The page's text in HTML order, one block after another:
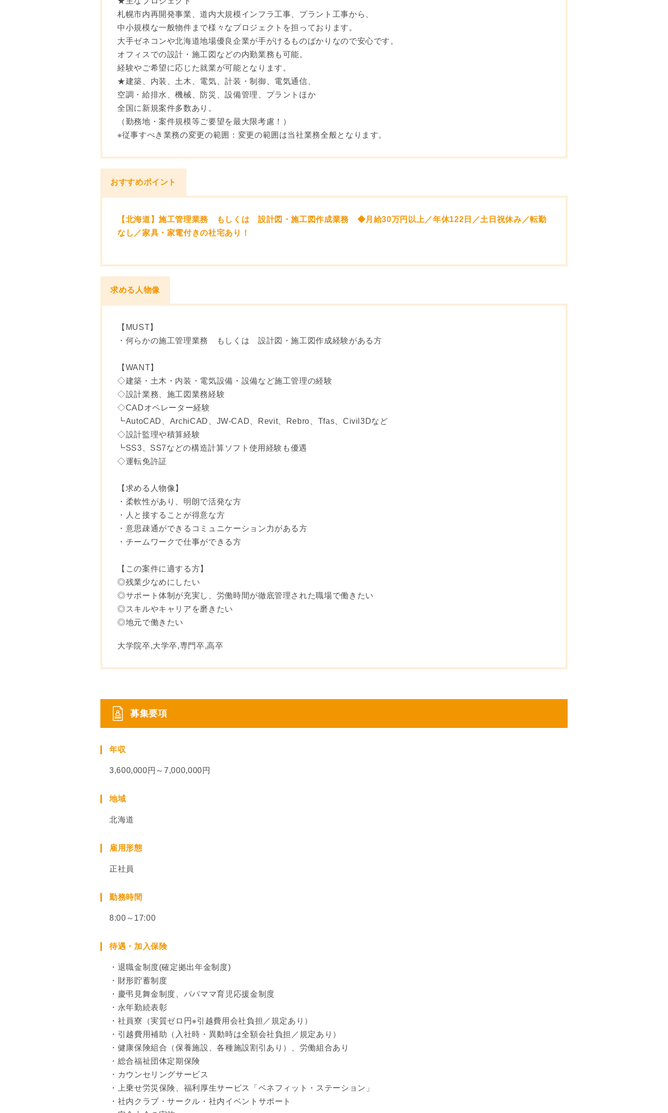
札幌市内再開発事業、道内大規模インフラ工事、プラント工事から、
中小規模な一般物件まで様々なプロジェクトを担っております。
大手ゼネコンや北海道地場優良企業が手がけるものばかりなので安心です。
オフィスでの設計・施工図などの内勤業務も可能。
経験やご希望に応じた就業が可能となります。
★建築、内装、土木、電気、計装・制御、電気通信、
空調・給排水、機械、防災、設備管理、プラントほか
全国に新規案件多数あり。
（勤務地・案件規模等ご要望を最大限考慮！）
※従事すべき業務の変更の範囲：変更の範囲は当社業務全般となります。
おすすめポイント
【北海道】施工管理業務 もしくは 設計図・施工図作成業務 ◆月給30万円以上／年休122日／土日祝休み／転勤
なし／家具・家電付きの社宅あり！
求める人物像
【MUST】
・何らかの施工管理業務 もしくは 設計図・施工図作成経験がある方
【WANT】
◇建築・土木・内装・電気設備・設備など施工管理の経験
◇設計業務、施工図業務経験
◇CADオペレーター経験
┗AutoCAD、ArchiCAD、JW-CAD、Revit、Rebro、Tfas、Civil3Dなど
◇設計監理や積算経験
┗SS3、SS7などの構造計算ソフト使用経験も優遇
◇運転免許証
【求める人物像】
・柔軟性があり、明朗で活発な方
・人と接することが得意な方
・意思疎通ができるコミュニケーション力がある方
・チームワークで仕事ができる方
【この案件に適する方】
◎残業少なめにしたい
◎サポート体制が充実し、労働時間が徹底管理された職場で働きたい
◎スキルやキャリアを磨きたい
◎地元で働きたい
大学院卒,大学卒,専門卒,高卒
募集要項
年収
3,600,000円～7,000,000円
地域
北海道
雇用形態
正社員
勤務時間
8:00～17:00
待遇・加入保険
・退職金制度(確定拠出年金制度)
・財形貯蓄制度
・慶弔見舞金制度、パパママ育児応援金制度
・永年勤続表彰
・社員寮（実質ゼロ円※引越費用会社負担／規定あり）
・引越費用補助（入社時・異動時は全額会社負担／規定あり）
・健康保険組合（保養施設、各種施設割引あり）、労働組合あり
・総合福祉団体定期保険
・カウンセリングサービス
・上乗せ労災保険、福利厚生サービス「ベネフィット・ステーション」
・社内クラブ・サークル・社内イベントサポート